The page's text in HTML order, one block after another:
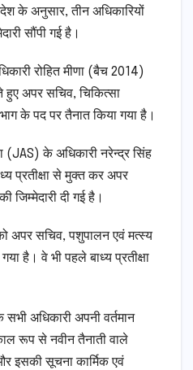
के अनुसार, तीन अधिकारियों
सौंपी गई है।
रोहित मीणा (बैच 2014)
हुए अपर सचिव, चिकित्सा
के पद पर तैनात किया गया है।
(JAS) के अधिकारी नरेन्द्र सिंह
प्रतीक्षा से मुक्त कर अपर
जिम्मेदारी दी गई है।
अपर सचिव, पशुपालन एवं मत्स्य
है। वे भी पहले बाध्य प्रतीक्षा
सभी अधिकारी अपनी वर्तमान
रूप से नवीन तैनाती वाले
इसकी सूचना कार्मिक एवं